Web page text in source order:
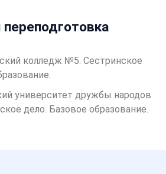
колледж №5. Сестринское
университет дружбы народов
дело. Базовое образование.